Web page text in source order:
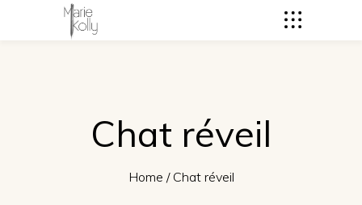
Chat réveil
Home / Chat réveil